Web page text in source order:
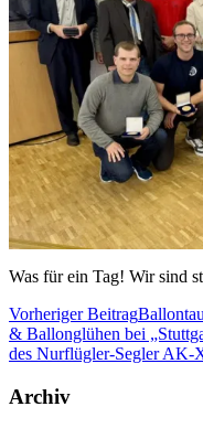
Was für ein Tag! Wir sind
Vorheriger Beitrag
& Ballonglühen bei
des Nurflügler-Segler AK-
Archiv